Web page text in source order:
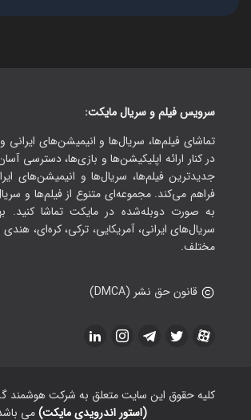
سرویس فیلم و سریال مایکت:
تماشای فیلم‌ها، سریال‌ها و انیمیشن‌های
در کنار ارائه اپلیکیشن‌ها و بازی‌ها، دسترسی
جدیدترین فیلم‌ها، سریال‌ها و انیمیشن‌های
فراهم می‌کند. مجموعه‌ای متنوع از فیلم‌ها و
به صورت دوبله‌شده در مایکت تماشا کنید.
سریال‌های ایرانی، آمریکایی، ترکی، کره‌ای،
مختلف.
قانون حق نشر (DMCA)
کلیه حقوق این سایت متعلق به شرکت هوشمند
(استور اندرویدی مایکت)می